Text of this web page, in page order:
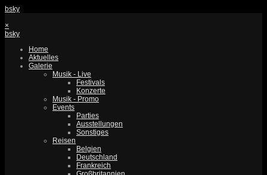
bsky
×
bsky
Home
Aktuelles
Galerie
Musik - Live
Festivals
Konzerte
Musik - Promo
Events
Parties
Ausstellungen
Sonstiges
Reisen
Belgien
Deutschland
Frankreich